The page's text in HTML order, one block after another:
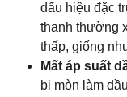
dấu hiệu đặc
thanh thường
thấp, giống
Mất áp suất
bị mòn làm